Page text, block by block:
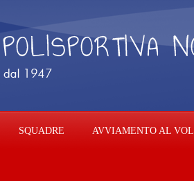
SQUADRE AVVIAMENTO AL